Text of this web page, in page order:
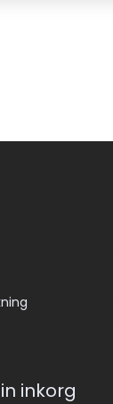
inkorg